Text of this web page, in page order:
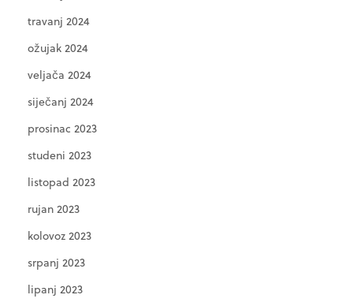
travanj 2024
ožujak 2024
veljača 2024
siječanj 2024
prosinac 2023
studeni 2023
listopad 2023
rujan 2023
kolovoz 2023
srpanj 2023
lipanj 2023